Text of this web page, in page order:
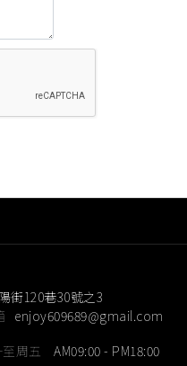
街120巷30號之3
enjoy609689@gmail.com
周五 AM09:00 - PM18:00